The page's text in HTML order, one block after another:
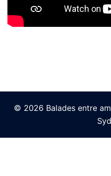
© 2026 Balades entre